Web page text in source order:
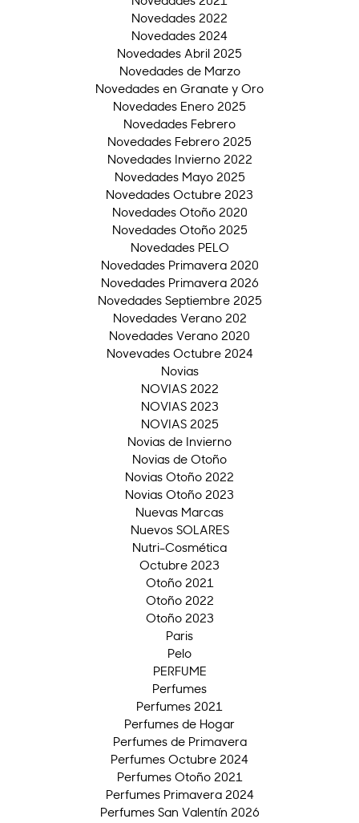
Novedades 2022
Novedades 2024
Novedades Abril 2025
Novedades de Marzo
Novedades en Granate y Oro
Novedades Enero 2025
Novedades Febrero
Novedades Febrero 2025
Novedades Invierno 2022
Novedades Mayo 2025
Novedades Octubre 2023
Novedades Otoño 2020
Novedades Otoño 2025
Novedades PELO
Novedades Primavera 2020
Novedades Primavera 2026
Novedades Septiembre 2025
Novedades Verano 202
Novedades Verano 2020
Novevades Octubre 2024
Novias
NOVIAS 2022
NOVIAS 2023
NOVIAS 2025
Novias de Invierno
Novias de Otoño
Novias Otoño 2022
Novias Otoño 2023
Nuevas Marcas
Nuevos SOLARES
Nutri-Cosmética
Octubre 2023
Otoño 2021
Otoño 2022
Otoño 2023
Paris
Pelo
PERFUME
Perfumes
Perfumes 2021
Perfumes de Hogar
Perfumes de Primavera
Perfumes Octubre 2024
Perfumes Otoño 2021
Perfumes Primavera 2024
Perfumes San Valentín 2026